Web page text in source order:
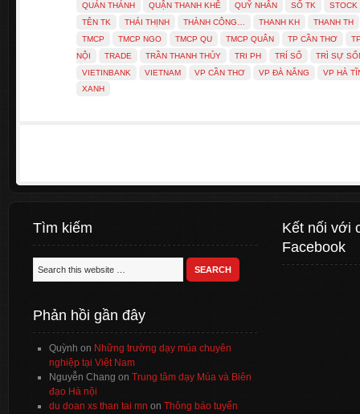
QUÁN THÁNH
QUẬN THANH KHÊ QUỸ NHÂN SỐ TK
STOCK
TÊN TK
THÁI THỊNH THÀNH CÔNG… THANH KH
THANH TH
TMCP
TMCP NGO TMCP QU TMCP QUÂN TP CẦN THƠ
NỘI
TRADE TRẦN THANH THỦY TRI PH TRÍ SỐ
TRÌ SỰ
VIETINBANK
VIETNAM VP CẦN THƠ VP ĐÀ NẴNG
VP HÀ
XANH
Tìm kiếm
Phản hồi gần đây
Quỳnh on Những trường dạy múa chuyên
nghiệp tại Việt Nam
Nguyễn Chang on Trung tâm dạy Múa và Biên
đạo Hà nội
du doan xs than tai mn on Thông báo tuyển
Kết nối với
Facebook